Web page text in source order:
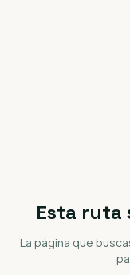
Esta ruta
La página que